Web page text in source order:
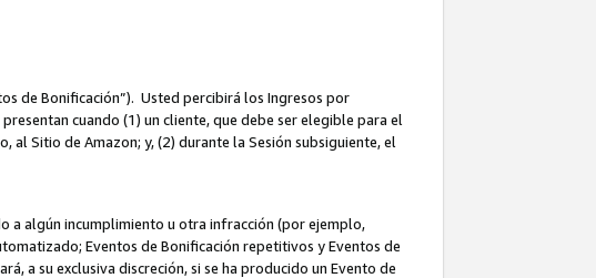
de Bonificación”). Usted percibirá los Ingresos por
cuando (1) un cliente, que debe ser elegible para el
al Sitio de Amazon; y, (2) durante la Sesión subsiguiente, el
a algún incumplimiento u otra infracción (por ejemplo,
Eventos de Bonificación repetitivos y Eventos de
a su exclusiva discreción, si se ha producido un Evento de